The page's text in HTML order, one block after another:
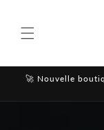
🚀 Nouvelle